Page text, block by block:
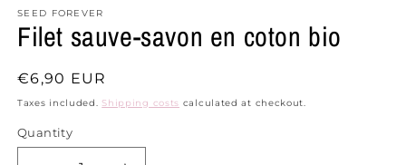
modal
window
SEED FOREVER
Filet sauve-savon en coton bio
Prix
habituel
€6,90 EUR
Taxes included. Shipping costs calculated at checkout.
Quantity
Quantity